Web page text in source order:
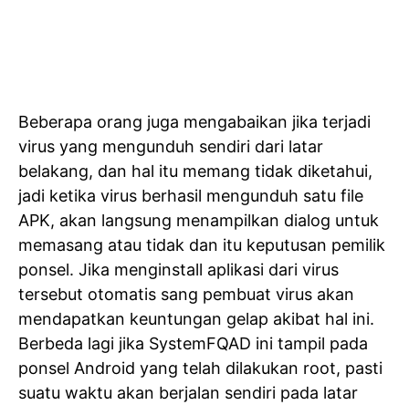
Beberapa orang juga mengabaikan jika terjadi
virus yang mengunduh sendiri dari latar
belakang, dan hal itu memang tidak diketahui,
jadi ketika virus berhasil mengunduh satu file
APK, akan langsung menampilkan dialog untuk
memasang atau tidak dan itu keputusan pemilik
ponsel. Jika menginstall aplikasi dari virus
tersebut otomatis sang pembuat virus akan
mendapatkan keuntungan gelap akibat hal ini.
Berbeda lagi jika SystemFQAD ini tampil pada
ponsel Android yang telah dilakukan root, pasti
suatu waktu akan berjalan sendiri pada latar